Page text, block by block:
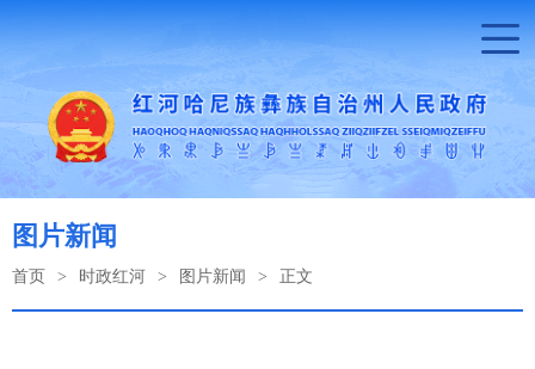
图片新闻
首页 > 时政红河 > 图片新闻 > 正文